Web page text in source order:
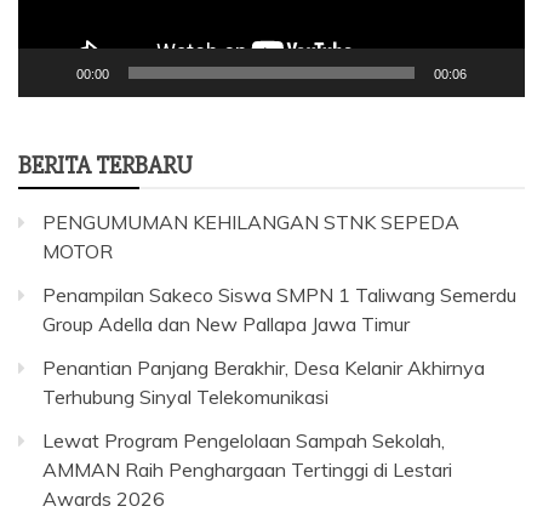
00:00 00:06
BERITA TERBARU
PENGUMUMAN KEHILANGAN STNK SEPEDA
MOTOR
Penampilan Sakeco Siswa SMPN 1 Taliwang Semerdu
Group Adella dan New Pallapa Jawa Timur
Penantian Panjang Berakhir, Desa Kelanir Akhirnya
Terhubung Sinyal Telekomunikasi
Lewat Program Pengelolaan Sampah Sekolah,
AMMAN Raih Penghargaan Tertinggi di Lestari
Awards 2026